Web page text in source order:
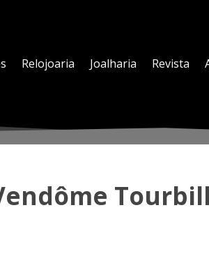
Relojoaria Joalharia Revista